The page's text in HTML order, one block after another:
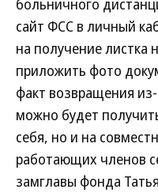
больничного
сайт ФСС в личный
на получение листка
приложить фото
факт возвращения
можно будет
себя, но и на
работающих членов
замглавы фонда